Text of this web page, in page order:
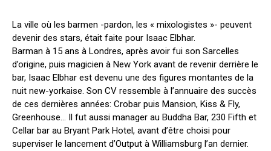
La ville où les barmen -pardon, les « mixologistes »- peuvent
devenir des stars, était faite pour Isaac Elbhar.
Barman à 15 ans à Londres, après avoir fui son Sarcelles
d’origine, puis magicien à New York avant de revenir derrière le
bar, Isaac Elbhar est devenu une des figures montantes de la
nuit new-yorkaise. Son CV ressemble à l’annuaire des succès
de ces dernières années: Crobar puis Mansion, Kiss & Fly,
Greenhouse… Il fut aussi manager au Buddha Bar, 230 Fifth et
Cellar bar au Bryant Park Hotel, avant d’être choisi pour
superviser le lancement d’Output à Williamsburg l’an dernier.